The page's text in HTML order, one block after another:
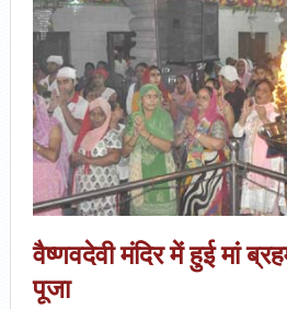
वैष्णवदेवी मंदिर में हुई मां
पूजा